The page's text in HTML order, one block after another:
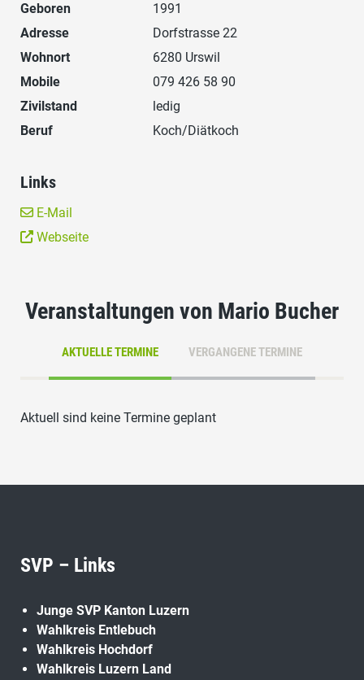
Geboren
1991
Adresse
Dorfstrasse 22
Wohnort
6280 Urswil
Mobile
079 426 58 90
Zivilstand
ledig
Beruf
Koch/Diätkoch
Links
E-Mail
Webseite
Veranstaltungen von Mario Bucher
AKTUELLE TERMINE VERGANGENE TERMINE
Aktuell sind keine Termine geplant
SVP – Links
Junge SVP Kanton Luzern
Wahlkreis Entlebuch
Wahlkreis Hochdorf
Wahlkreis Luzern Land